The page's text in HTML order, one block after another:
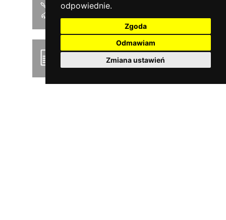
odpowiednie.
Zgoda
Odmawiam
Zmiana ustawień
Instrukcja montażu
Podręcznik użytkownika